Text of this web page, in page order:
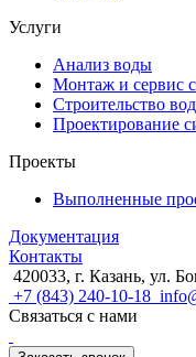
Услуги
Анализ воды
Монтаж и сервис
Строительство
Проектирование
Проекты
Выполненные
Документация
Контакты
420033, г. Казань, ул.
+7 (843) 240-10-18
Связаться с нами